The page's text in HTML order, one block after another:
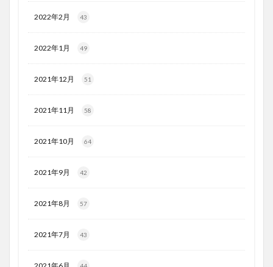
2022年2月 43
2022年1月 49
2021年12月 51
2021年11月 58
2021年10月 64
2021年9月 42
2021年8月 57
2021年7月 43